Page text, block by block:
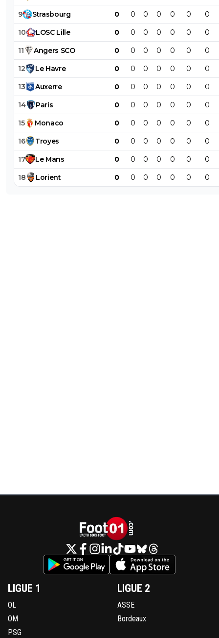
9 Strasbourg 0 0 0 0 0 0 0
10 LOSC Lille 0 0 0 0 0 0 0
11 Angers SCO 0 0 0 0 0 0 0
12 Le Havre 0 0 0 0 0 0 0
13 Auxerre 0 0 0 0 0 0 0
14 Paris 0 0 0 0 0 0 0
15 Monaco 0 0 0 0 0 0 0
16 Troyes 0 0 0 0 0 0 0
17 Le Mans 0 0 0 0 0 0 0
18 Lorient 0 0 0 0 0 0 0
LIGUE 1
OL
OM
PSG
LIGUE 2
ASSE
Bordeaux